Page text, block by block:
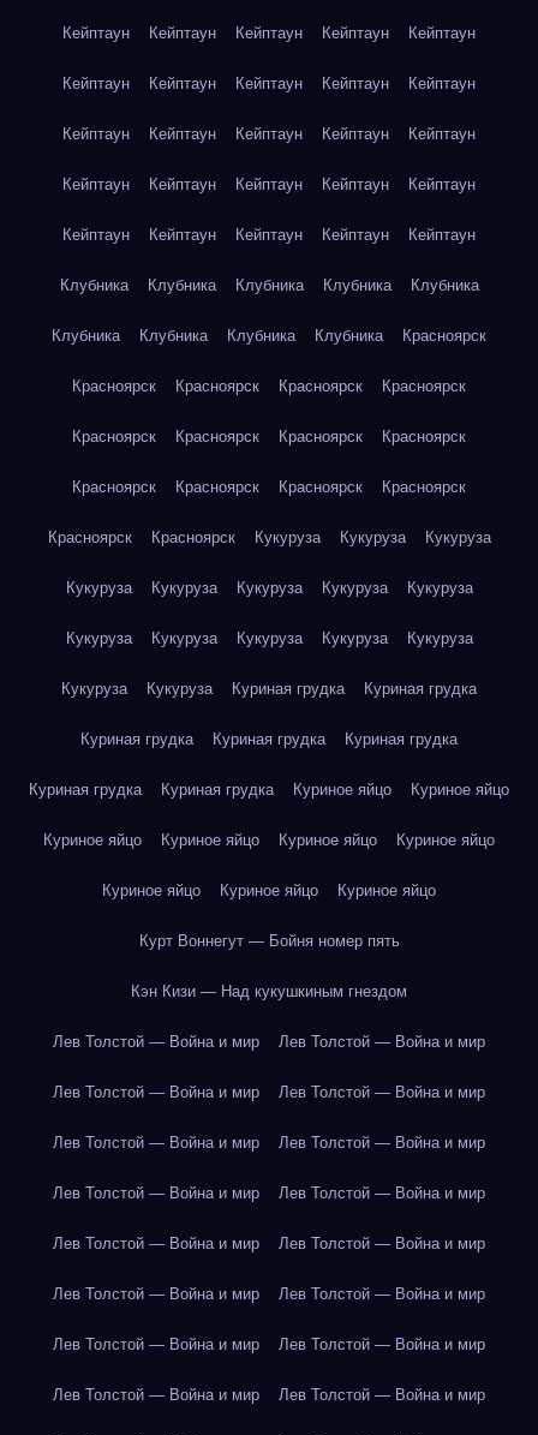
Кейптаун Кейптаун Кейптаун Кейптаун Кейптаун
Кейптаун Кейптаун Кейптаун Кейптаун Кейптаун
Кейптаун Кейптаун Кейптаун Кейптаун Кейптаун
Кейптаун Кейптаун Кейптаун Кейптаун Кейптаун
Кейптаун Кейптаун Кейптаун Кейптаун Кейптаун
Клубника Клубника Клубника Клубника Клубника
Клубника Клубника Клубника Клубника Красноярск
Красноярск Красноярск Красноярск Красноярск
Красноярск Красноярск Красноярск Красноярск
Красноярск Красноярск Красноярск Красноярск
Красноярск Красноярск Кукуруза Кукуруза Кукуруза
Кукуруза Кукуруза Кукуруза Кукуруза Кукуруза
Кукуруза Кукуруза Кукуруза Кукуруза Кукуруза
Кукуруза Кукуруза Куриная грудка Куриная грудка
Куриная грудка Куриная грудка Куриная грудка
Куриная грудка Куриная грудка Куриное яйцо Куриное яйцо
Куриное яйцо Куриное яйцо Куриное яйцо Куриное яйцо
Куриное яйцо Куриное яйцо Куриное яйцо
Курт Воннегут — Бойня номер пять
Кэн Кизи — Над кукушкиным гнездом
Лев Толстой — Война и мир Лев Толстой — Война и мир
Лев Толстой — Война и мир Лев Толстой — Война и мир
Лев Толстой — Война и мир Лев Толстой — Война и мир
Лев Толстой — Война и мир Лев Толстой — Война и мир
Лев Толстой — Война и мир Лев Толстой — Война и мир
Лев Толстой — Война и мир Лев Толстой — Война и мир
Лев Толстой — Война и мир Лев Толстой — Война и мир
Лев Толстой — Война и мир Лев Толстой — Война и мир